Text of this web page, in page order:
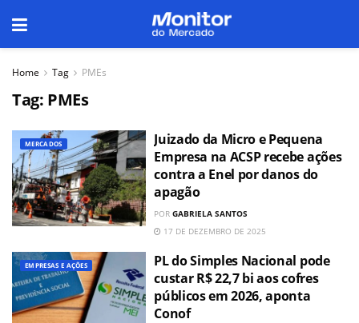
Home Tag PMEs
Tag: PMEs
MERCADOS
Juizado da Micro e Pequena
Empresa na ACSP recebe ações
contra a Enel por danos do
apagão
POR GABRIELA SANTOS
17 DE DEZEMBRO DE 2025
EMPRESAS E AÇÕES
PL do Simples Nacional pode
custar R$ 22,7 bi aos cofres
públicos em 2026, aponta
Conof